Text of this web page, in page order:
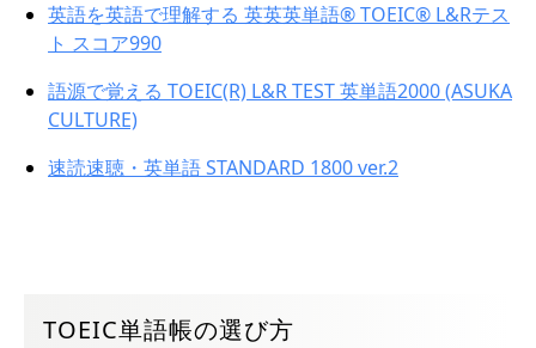
英語を英語で理解する 英英英単語® TOEIC® L&Rテス
ト スコア990
語源で覚える TOEIC(R) L&R TEST 英単語2000 (ASUKA
CULTURE)
速読速聴・英単語 STANDARD 1800 ver.2
TOEIC単語帳の選び方